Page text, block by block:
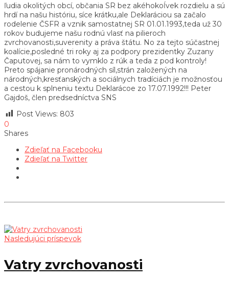
ľudia okolitých obcí, občania SR bez akéhokoĺvek rozdielu a sú
hrdí na našu históriu, síce krátku,ale Deklaráciou sa začalo
rodelenie ČSFR a vznik samostatnej SR 01.01.1993,teda už 30
rokov budujeme našu rodnú vlasť na pilieroch
zvrchovanosti,suverenity a práva štátu. No za tejto súčastnej
koalície,posledné tri roky aj za podpory prezidentky Zuzany
Čaputovej, sa nám to vymklo z rúk a teda z pod kontroly!
Preto spájanie pronárodných síl,strán založených na
národných,kresťanských a sociálnych tradíciách je možnosťou
a cestou k splneniu textu Deklarácoe zo 17.07.1992!!! Peter
Gajdoš, člen predsedníctva SNS
Post Views: 803
0
Shares
Zdieľať na Facebooku
Zdieľať na Twitter
Nasledujúci príspevok
Vatry zvrchovanosti